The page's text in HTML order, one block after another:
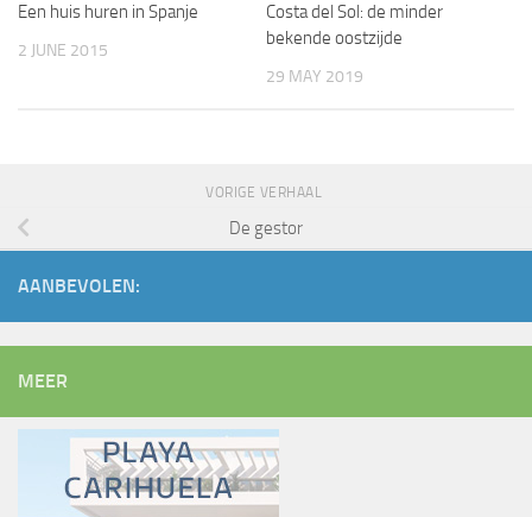
Een huis huren in Spanje
2 JUNE 2015
Costa del Sol: de minder
bekende oostzijde
29 MAY 2019
VORIGE VERHAAL
De gestor
AANBEVOLEN:
MEER